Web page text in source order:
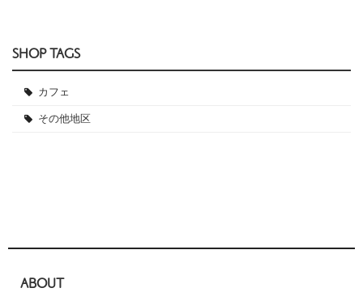
SHOP TAGS
カフェ
その他地区
ABOUT